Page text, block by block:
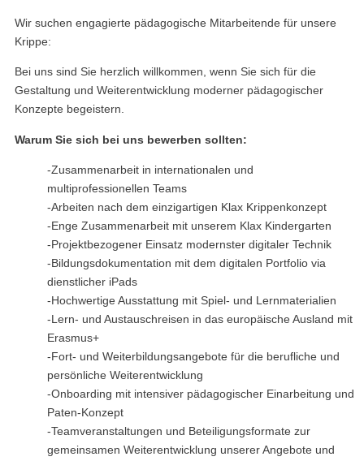
Wir suchen engagierte pädagogische Mitarbeitende für unsere
Krippe:
Bei uns sind Sie herzlich willkommen, wenn Sie sich für die
Gestaltung und Weiterentwicklung moderner pädagogischer
Konzepte begeistern.
Warum Sie sich bei uns bewerben sollten:
-Zusammenarbeit in internationalen und
multiprofessionellen Teams
-Arbeiten nach dem einzigartigen Klax Krippenkonzept
-Enge Zusammenarbeit mit unserem Klax Kindergarten
-Projektbezogener Einsatz modernster digitaler Technik
-Bildungsdokumentation mit dem digitalen Portfolio via
dienstlicher iPads
-Hochwertige Ausstattung mit Spiel- und Lernmaterialien
-Lern- und Austauschreisen in das europäische Ausland mit
Erasmus+
-Fort- und Weiterbildungsangebote für die berufliche und
persönliche Weiterentwicklung
-Onboarding mit intensiver pädagogischer Einarbeitung und
Paten-Konzept
-Teamveranstaltungen und Beteiligungsformate zur
gemeinsamen Weiterentwicklung unserer Angebote und